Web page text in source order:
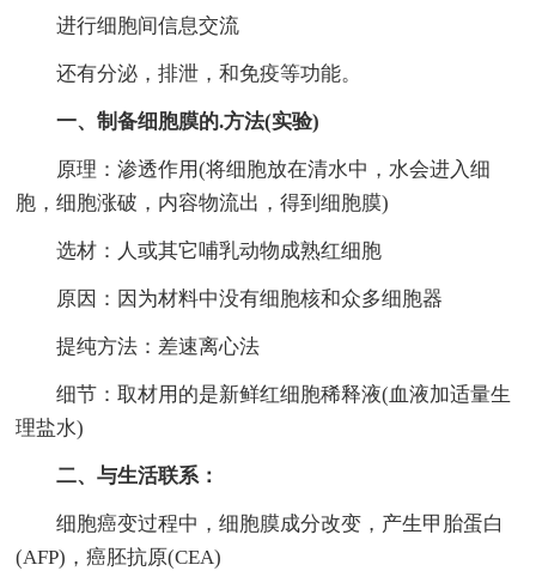
进行细胞间信息交流
还有分泌，排泄，和免疫等功能。
一、制备细胞膜的.方法(实验)
原理：渗透作用(将细胞放在清水中，水会进入细
胞，细胞涨破，内容物流出，得到细胞膜)
选材：人或其它哺乳动物成熟红细胞
原因：因为材料中没有细胞核和众多细胞器
提纯方法：差速离心法
细节：取材用的是新鲜红细胞稀释液(血液加适量生
理盐水)
二、与生活联系：
细胞癌变过程中，细胞膜成分改变，产生甲胎蛋白
(AFP)，癌胚抗原(CEA)